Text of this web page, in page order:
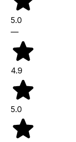
5.0
—
4.9
5.0